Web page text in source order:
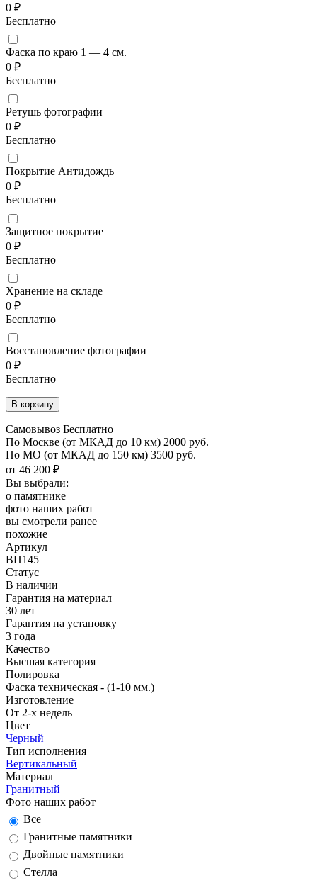
0 ₽
Бесплатно
Фаска по краю 1 — 4 см.
0 ₽
Бесплатно
Ретушь фотографии
0 ₽
Бесплатно
Покрытие Антидождь
0 ₽
Бесплатно
Защитное покрытие
0 ₽
Бесплатно
Хранение на складе
0 ₽
Бесплатно
Восстановление фотографии
0 ₽
Бесплатно
Самовывоз Бесплатно
По Москве (от МКАД до 10 км) 2000 руб.
По МО (от МКАД до 150 км) 3500 руб.
от 46 200 ₽
Вы выбрали:
о памятнике
фото наших работ
вы смотрели ранее
похожие
Артикул
ВП145
Статус
В наличии
Гарантия на материал
30 лет
Гарантия на установку
3 года
Качество
Высшая категория
Полировка
Фаска техническая - (1-10 мм.)
Изготовление
От 2-х недель
Цвет
Черный
Тип исполнения
Вертикальный
Материал
Гранитный
Фото наших работ
Все
Гранитные памятники
Двойные памятники
Стелла